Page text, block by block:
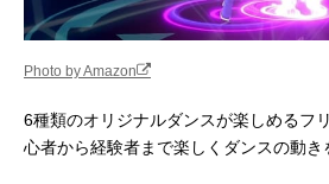
Photo by Amazon
6種類のオリジナルダンスが楽しめるフ
心者から経験者まで楽しくダンスの動き